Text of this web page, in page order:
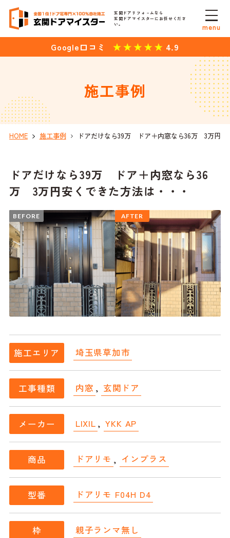
玄関ドアリフォ－ムなら
玄関ドアマイスターにお任せくださ
い。
Google口コミ 4.9
menu
施工事例
HOME 施工事例 ドアだけなら39万 ドア＋内窓なら36万 3万円安
ドアだけなら39万 ドア＋内窓なら36
万 3万円安くできた方法は・・・
BEFORE AFTER
施工エリア 埼玉県草加市
工事種類 内窓 , 玄関ドア
メーカー LIXIL , YKK AP
商品 ドアリモ , インプラス
型番 ドアリモ F04H D4
枠 親子ランマ無し